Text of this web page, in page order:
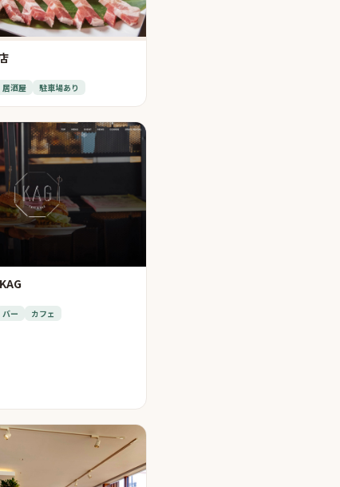
居酒屋 駐車場あり
バー カフェ